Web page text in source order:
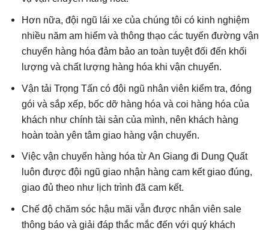
Hơn nữa, đội ngũ lái xe của chúng tôi có kinh nghiệm
nhiều năm am hiểm và thông thạo các tuyến đường vận
chuyển hàng hóa đảm bảo an toàn tuyệt đối đến khối
lượng và chất lượng hàng hóa khi vận chuyển.
Vận tải Trọng Tấn có đội ngũ nhân viên kiểm tra, đóng
gói và sắp xếp, bốc dỡ hàng hóa và coi hàng hóa của
khách như chính tài sản của mình, nên khách hàng
hoàn toàn yên tâm giao hàng vận chuyển.
Việc vận chuyển hàng hóa từ An Giang đi Dung Quất
luôn được đội ngũ giao nhận hàng cam kết giao đúng,
giao đủ theo như lịch trình đã cam kết.
Chế độ chăm sóc hậu mãi vẫn được nhân viên sale
thông báo và giải đáp thắc mắc đến với quý khách